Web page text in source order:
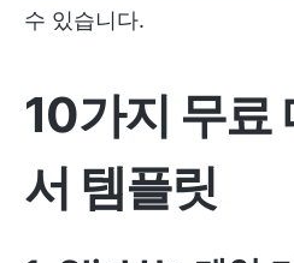
수 있습니다.
10가지 무료
서 템플릿